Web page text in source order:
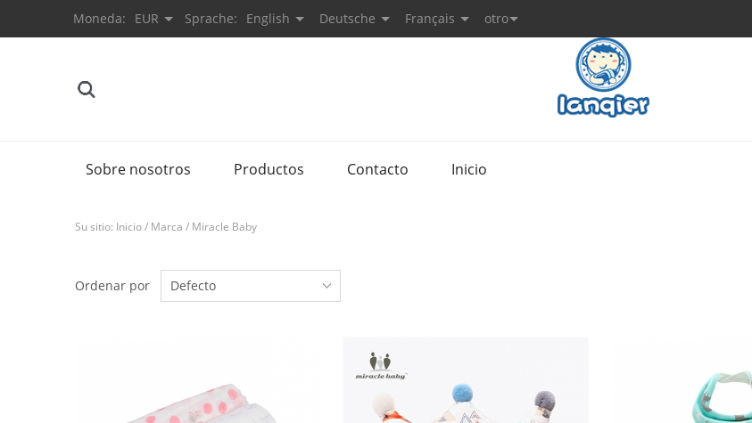
Moneda: EUR Sprache: English Deutsche Français otro
Sobre nosotros Productos Contacto Inicio
Su sitio: Inicio/ Marca / Miracle Baby
Ordenar por Defecto